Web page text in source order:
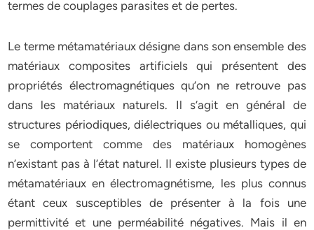
termes de couplages parasites et de pertes.
Le terme métamatériaux désigne dans son ensemble des
matériaux composites artificiels qui présentent des
propriétés électromagnétiques qu’on ne retrouve pas
dans les matériaux naturels. Il s’agit en général de
structures périodiques, diélectriques ou métalliques, qui
se comportent comme des matériaux homogènes
n’existant pas à l’état naturel. Il existe plusieurs types de
métamatériaux en électromagnétisme, les plus connus
étant ceux susceptibles de présenter à la fois une
permittivité et une perméabilité négatives. Mais il en